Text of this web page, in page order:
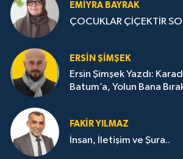
EMIYRA BAYRAK
ÇOCUKLAR ÇİÇEKTİR
ERSIN ŞIMŞEK
Ersin Şimşek Yazdı:
Batum’a, Yolun Bana
FAKIR YILMAZ
İnsan, İletişim ve Şura..